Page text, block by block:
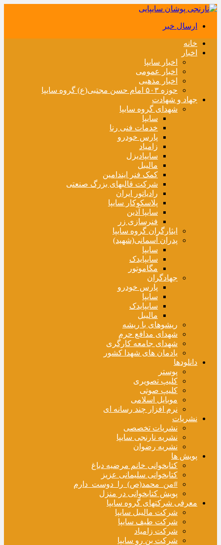
ارسال خبر
خانه
اخبار
اخبار سایپا
اخبار عمومی
اخبار مذهبی
حوزه ۵۰۳ امام حسن مجتبی(ع) گروه سایپا
جهاد و شهادت
شهدای گروه سایپا
سایپا
خدمات فنی رنا
پارس خودرو
زامیاد
سایپادیزل
مالیبل
کمک فنر ایندامین
شرکت قالبهای بزرگ صنعتی
رادیاتور ایران
پلاسکوکار سایپا
سایپا آذین
فنرسازی زر
ایثارگران گروه سایپا
پدران آسمانی(شهید)
سایپا
سایپایدک
مگاموتور
جهادگران
پارس خودرو
سایپا
سایپایدک
مالیبل
ریشوهای با ریشه
شهدای مدافع حرم
شهدای جامعه کارگری
یادمان های شهدا کشور
دانلودها
پوستر
کلیپ تصویری
کلیپ صوتی
موبایل اسلامی
نرم افزار چند رسانه ای
نشریات
نشریات تخصصی
نشریه نارنجی سایپا
نشریه رضوان
پویش ها
کتابخوانی خانم مرضیه دباغ
کتابخوانی سلیمانی عزیز
#من_محمد(ص)_را_دوست_دارم
پویش کتابخوانی در منزل
معرفی شرکتهای گروه سایپا
شرکت مالیبل سایپا
شرکت طیف سایپا
شرکت زامیاد
شرکت بن رو سایپا